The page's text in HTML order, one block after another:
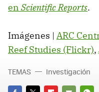
en Scientific Reports.
Imágenes | ARC
Reef Studies (Flickr),
TEMAS Investigación